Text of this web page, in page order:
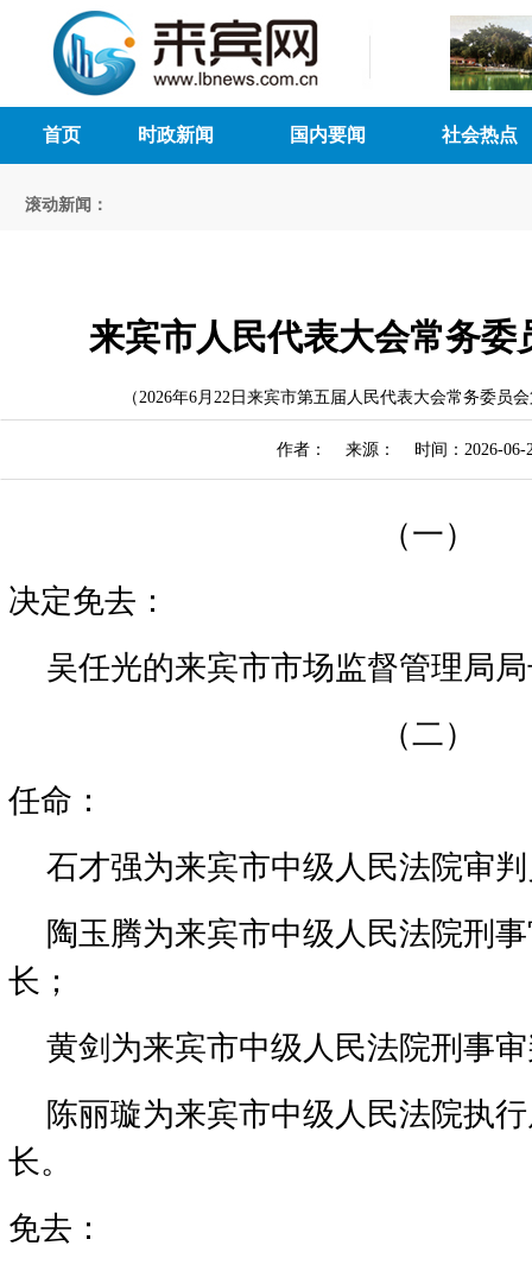
首页 时政新闻 国内要闻 社会热点
滚动新闻：
来宾市人民代表大会常务委
（2026年6月22日来宾市第五届人民代表大会常务委员
作者： 来源： 时间：2026-06-
（一）
决定免去：
吴任光的来宾市市场监督管理局
（二）
任命：
石才强为来宾市中级人民法院审
陶玉腾为来宾市中级人民法院刑
长；
黄剑为来宾市中级人民法院刑事
陈丽璇为来宾市中级人民法院执
长。
免去：